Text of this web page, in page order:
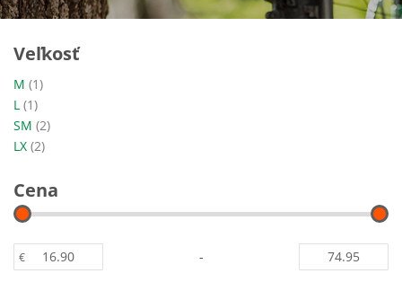
Veľkosť
M 1položka
L 1položka
SM 2položky
LX 2položky
Cena
€ -